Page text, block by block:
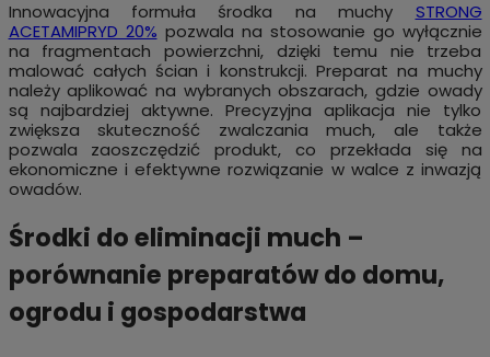
Innowacyjna formuła środka na muchy STRONG
ACETAMIPRYD 20% pozwala na stosowanie go wyłącznie
na fragmentach powierzchni, dzięki temu nie trzeba
malować całych ścian i konstrukcji. Preparat na muchy
należy aplikować na wybranych obszarach, gdzie owady
są najbardziej aktywne. Precyzyjna aplikacja nie tylko
zwiększa skuteczność zwalczania much, ale także
pozwala zaoszczędzić produkt, co przekłada się na
ekonomiczne i efektywne rozwiązanie w walce z inwazją
owadów.
Środki do eliminacji much –
porównanie preparatów do domu,
ogrodu i gospodarstwa